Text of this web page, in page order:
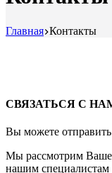
Главная Контакты
СВЯЗАТЬСЯ С
Вы можете
Мы рассмотрим Ваше
нашим специалистам